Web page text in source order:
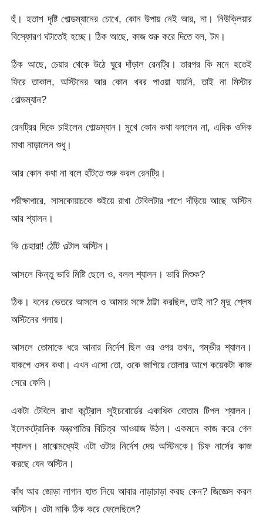
হুঁ। হতাশ দৃষ্টি গোল্ডম্যানের চোখে, কোন উপায় নেই আর, না। নিউক্লিয়ার
বিস্ফোরণ ঘটাতেই হচ্ছে। ঠিক আছে, কাজ শুরু করে দিতে বল, টম।
ঠিক আছে, চেয়ার থেকে উঠে ঘুরে দাঁড়াল রেনট্রি। তারপর কি মনে হতেই
ফিরে তাকাল, অস্টিনের আর কোন খবর পাওয়া যায়নি, তাই না মিস্টার
গোল্ডম্যান?
রেনট্রির দিকে চাইলেন গোল্ডম্যান। মুখে কোন কথা বললেন না, এদিক ওদিক
মাথা নাড়ালেন শুধু।
আর কোন কথা না বলে হাঁটতে শুরু করল রেনট্রি।
পরীক্ষাগারে, সাসকোয়াচকে শুইয়ে রাখা টেবিলটার পাশে দাঁড়িয়ে আছে অস্টিন
আর শ্যালন।
কি চেহারা! ঠোঁট ওল্টাল অস্টিন।
আসলে কিন্তু ভারি মিষ্টি ছেলে ও, বলল শ্যালন। ভারি মিশুক?
ঠিক। বনের ভেতরে আসলে ও আমার সঙ্গে ঠাট্টা করছিল, তাই না? মৃদু শ্লেষ
অস্টিনের গলায়।
আসলে তোমাকে ধরে আনার নির্দেশ ছিল ওর ওপর তখন, গম্ভীর শ্যালন।
যাকগে ওসব কথা। এখন এসো তো, ওকে জাগিয়ে তোলার আগে কয়েকটা কাজ
সেরে ফেলি।
একটা টেবিলে রাখা কন্ট্রোল সুইচবোর্ডের একাধিক বোতাম টিপল শ্যালন।
ইলেকট্রোনিক যন্ত্রপাতির বিচিত্র আওয়াজ উঠল। একমনে কাজ করে গেল
শ্যালন। মাঝেমধ্যেই এটা ওটার নির্দেশ দেয় অস্টিনকে। চিফ নার্সের কাজ
করছে যেন অস্টিন।
কাঁধ আর জোড়া লাগান হাত নিয়ে আবার নাড়াচাড়া করছ কেন? জিজ্ঞেস করল
অস্টিন। ওটা নাকি ঠিক করে ফেলেছিলে?